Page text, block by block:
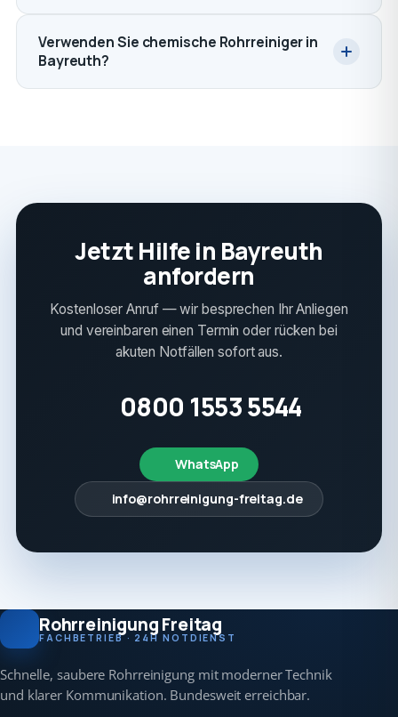
Verwenden Sie chemische Rohrreiniger in
Bayreuth?
Jetzt Hilfe in Bayreuth
anfordern
Kostenloser Anruf — wir besprechen Ihr Anliegen
und vereinbaren einen Termin oder rücken bei
akuten Notfällen sofort aus.
0800 1553 5544
WhatsApp
info@rohrreinigung-freitag.de
Rohrreinigung Freitag
FACHBETRIEB · 24H NOTDIENST
Schnelle, saubere Rohrreinigung mit moderner Technik
und klarer Kommunikation. Bundesweit erreichbar.